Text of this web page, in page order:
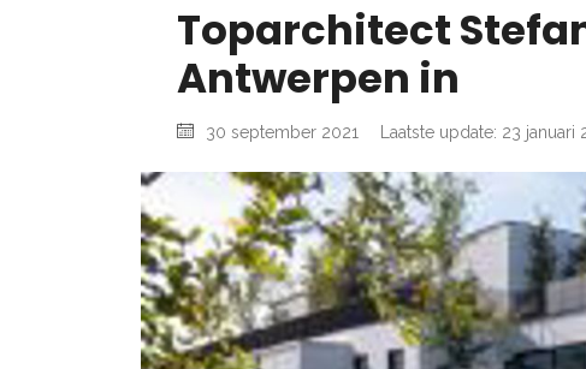
Toparchitect
Antwerpen in
30 september 2021 Laatste update: 23 januari